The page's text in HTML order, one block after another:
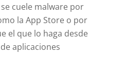
cuele malware por
la App Store o por
el que lo haga desde
aplicaciones